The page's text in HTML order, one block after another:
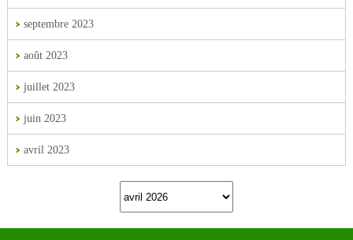
septembre 2023
août 2023
juillet 2023
juin 2023
avril 2023